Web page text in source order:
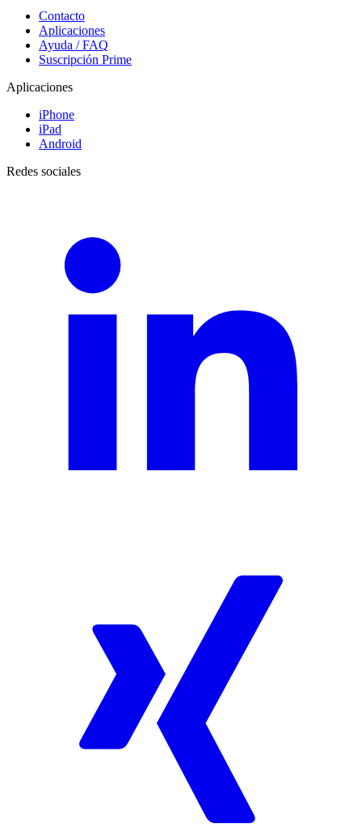
Contacto
Aplicaciones
Ayuda / FAQ
Suscripción Prime
Aplicaciones
iPhone
iPad
Android
Redes sociales